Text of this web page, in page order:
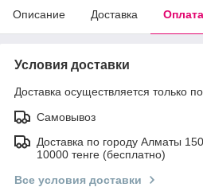
Описание Доставка Оплата
Условия доставки
Доставка осуществляется только
Самовывоз
Доставка по городу Алматы
10000 тенге (бесплатно)
Все условия доставки